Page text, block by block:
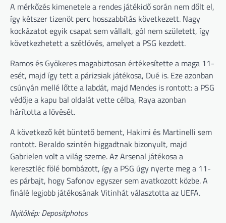
A mérkőzés kimenetele a rendes játékidő során nem dőlt el,
így kétszer tizenöt perc hosszabbítás következett. Nagy
kockázatot egyik csapat sem vállalt, gól nem született, így
következhetett a szétlövés, amelyet a PSG kezdett.
Ramos és Gyökeres magabiztosan értékesítette a maga 11-
esét, majd így tett a párizsiak játékosa, Dué is. Eze azonban
csúnyán mellé lőtte a labdát, majd Mendes is rontott: a PSG
védője a kapu bal oldalát vette célba, Raya azonban
hárította a lövését.
A következő két büntető bement, Hakimi és Martinelli sem
rontott. Beraldo szintén higgadtnak bizonyult, majd
Gabrielen volt a világ szeme. Az Arsenal játékosa a
keresztléc fölé bombázott, így a PSG úgy nyerte meg a 11-
es párbajt, hogy Safonov egyszer sem avatkozott közbe. A
finálé legjobb játékosának Vitinhát választotta az UEFA.
Nyitókép: Depositphotos